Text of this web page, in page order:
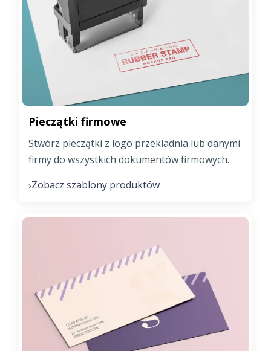
Pieczątki firmowe
Stwórz pieczątki z logo przekladnia lub danymi
firmy do wszystkich dokumentów firmowych.
›Zobacz szablony produktów